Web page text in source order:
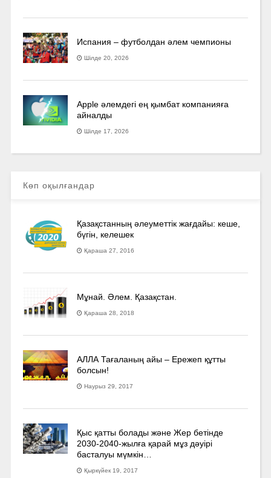
Испания – футболдан әлем чемпионы
Шілде 20, 2026
Apple әлемдегі ең қымбат компанияға
айналды
Шілде 17, 2026
Көп оқылғандар
Қазақстанның әлеуметтік жағдайы: кеше,
бүгін, келешек
Қараша 27, 2016
Мұнай. Әлем. Қазақстан.
Қараша 28, 2018
АЛЛА Тағаланың айы – Ережеп құтты
болсын!
Наурыз 29, 2017
Қыс қатты болады және Жер бетінде
2030-2040­-жылға қарай мұз дәуірі
басталуы мүмкін…
Қыркүйек 19, 2017